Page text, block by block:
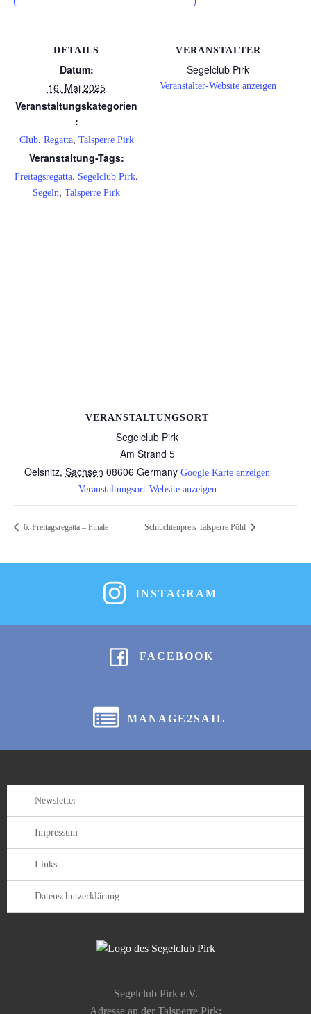
DETAILS
Datum:
16. Mai 2025
Veranstaltungskategorien
:
Club, Regatta, Talsperre Pirk
Veranstaltung-Tags:
Freitagsregatta, Segelclub Pirk,
Segeln, Talsperre Pirk
VERANSTALTER
Segelclub Pirk
Veranstalter-Website anzeigen
VERANSTALTUNGSORT
Segelclub Pirk
Am Strand 5
Oelsnitz, Sachsen 08606 Germany Google Karte anzeigen
Veranstaltungsort-Website anzeigen
6. Freitagsregatta – Finale Schluchtenpreis Talsperre Pöhl
INSTAGRAM
FACEBOOK
MANAGE2SAIL
Segelclub Pirk e.V.
Adresse an der Talsperre Pirk:
Newsletter
Impressum
Links
Datenschutzerklärung